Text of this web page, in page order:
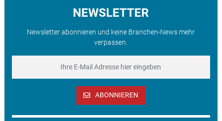
NEWSLETTER
Newsletter abonnieren und keine Branchen-News mehr
verpassen.
ABONNIEREN